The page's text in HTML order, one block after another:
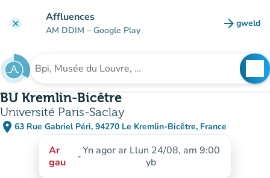
clear Affluences
AM DDIM – Google Play arrow_forward gweld
(tab
Chwilio am sefydliad
BU Kremlin-Bicêtre
Université Paris-Saclay
place 63 Rue Gabriel Péri, 94270 Le Kremlin-Bicêtre, France
(agor yn Google Maps)
(tab newydd)
Ar
gau
-Yn agor ar Llun 24/08, am 9:00
yb